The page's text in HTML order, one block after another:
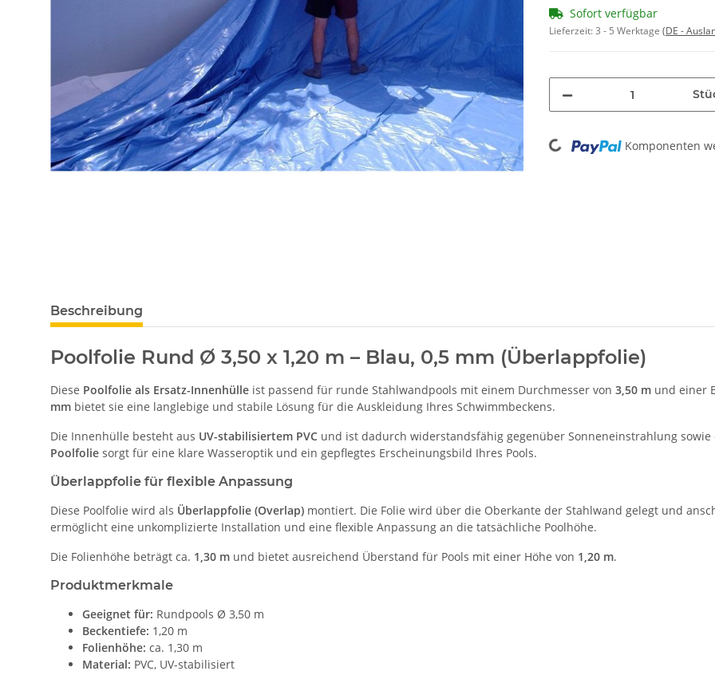
Sofort verfügbar
Lieferzeit:3 - 5 Werktage (DE -
Loading... Komponenten
Beschreibung
Poolfolie Rund Ø 3,50 x 1,20 m – Blau, 0,5 mm (Überlappfolie)
Diese Poolfolie als Ersatz-Innenhülle ist passend für runde Stahlwandpools mit einem Durchmesser von 3,50 m und einer
mm bietet sie eine langlebige und stabile Lösung für die Auskleidung Ihres Schwimmbeckens.
Die Innenhülle besteht aus UV-stabilisiertem PVC und ist dadurch widerstandsfähig gegenüber Sonneneinstrahlung
Poolfolie sorgt für eine klare Wasseroptik und ein gepflegtes Erscheinungsbild Ihres Pools.
Überlappfolie für flexible Anpassung
Diese Poolfolie wird als Überlappfolie (Overlap) montiert. Die Folie wird über die Oberkante der Stahlwand gelegt und
ermöglicht eine unkomplizierte Installation und eine flexible Anpassung an die tatsächliche Poolhöhe.
Die Folienhöhe beträgt ca. 1,30 m und bietet ausreichend Überstand für Pools mit einer Höhe von 1,20 m.
Produktmerkmale
Geeignet für: Rundpools Ø 3,50 m
Beckentiefe: 1,20 m
Folienhöhe: ca. 1,30 m
Material: PVC, UV-stabilisiert